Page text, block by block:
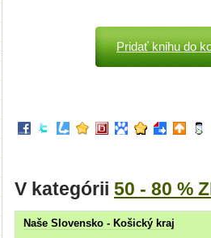
Pridať knihu do
V kategórii 50 - 80 %
Naše Slovensko - Košický kraj